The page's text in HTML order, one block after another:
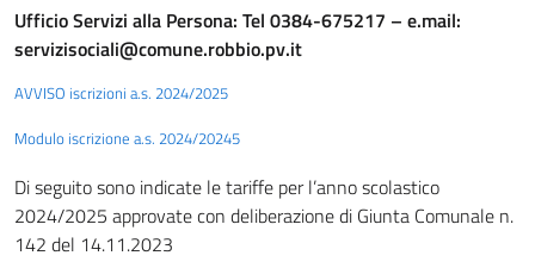
Ufficio Servizi alla Persona: Tel 0384-675217 – e.mail:
servizisociali@comune.robbio.pv.it
AVVISO iscrizioni a.s. 2024/2025
Modulo iscrizione a.s. 2024/20245
Di seguito sono indicate le tariffe per l’anno scolastico
2024/2025 approvate con deliberazione di Giunta Comunale n.
142 del 14.11.2023